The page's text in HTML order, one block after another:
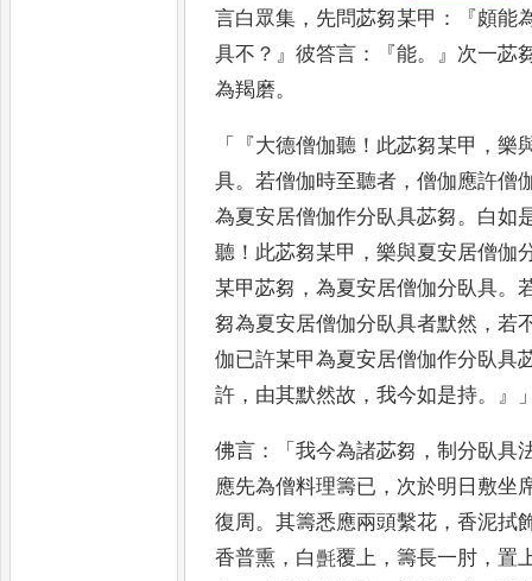
言白眾集 ， 先問苾芻某甲 ：『 頗能
具不 ？』彼答言 ：『能。』 次一苾
為羯磨。
「『 大德僧伽聽 ！ 此苾芻某甲 ，樂
具。若僧伽時至聽者 ，僧伽應許僧
為夏安居僧伽作分臥具苾芻。 白如
聽 ！ 此苾芻某甲 ，樂與夏安居僧伽
某甲苾芻 ，為夏安居僧伽分臥具。
芻為夏安居僧伽分臥具者默然 ，若
伽已許某甲為夏安居僧伽作分臥具
許 ， 由其默然故 ，我今如是持。』
佛言 ：「我今為諸苾芻 ，制分臥具
應先為僧料理籌已 ， 次於明日敷坐
復周 。其籌悉應兩頭繫花 ，香泥拭
香普熏 ， 白㲲覆上 ，籌長一肘 ，置